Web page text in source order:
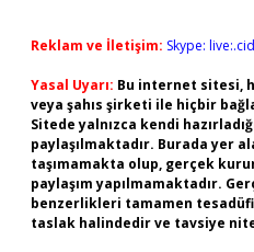
Reklam ve İletişim: Skype:
Yasal Uyarı: Bu internet sitesi,
veya şahıs şirketi ile hiçbir
Sitede yalnızca kendi
paylaşılmaktadır. Burada yer
taşımamakta olup, gerçek
paylaşım yapılmamaktadır.
benzerlikleri tamamen
taslak halindedir ve tavsiye